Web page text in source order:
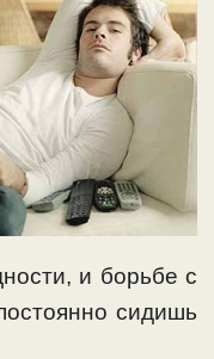
и борьбе с
сидишь